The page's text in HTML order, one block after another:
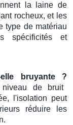
la laine de
rocheux, et les
type de matériau
spécificités et
bruyante ?
niveau de bruit
l'isolation peut
réduire les